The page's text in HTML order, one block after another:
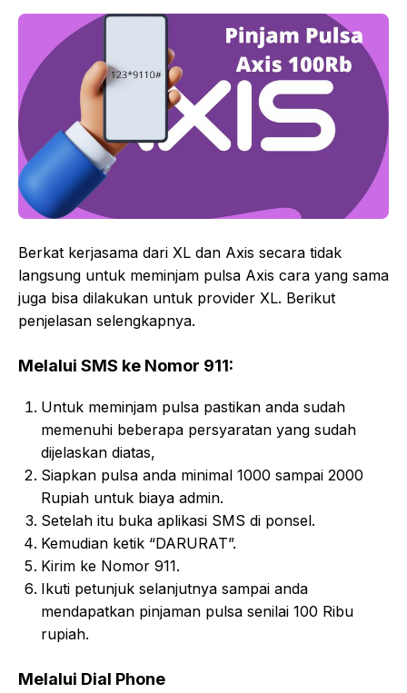
Berkat kerjasama dari XL dan Axis secara tidak
langsung untuk meminjam pulsa Axis cara yang sama
juga bisa dilakukan untuk provider XL. Berikut
penjelasan selengkapnya.
Melalui SMS ke Nomor 911:
Untuk meminjam pulsa pastikan anda sudah
memenuhi beberapa persyaratan yang sudah
dijelaskan diatas,
Siapkan pulsa anda minimal 1000 sampai 2000
Rupiah untuk biaya admin.
Setelah itu buka aplikasi SMS di ponsel.
Kemudian ketik “DARURAT”.
Kirim ke Nomor 911.
Ikuti petunjuk selanjutnya sampai anda
mendapatkan pinjaman pulsa senilai 100 Ribu
rupiah.
Melalui Dial Phone